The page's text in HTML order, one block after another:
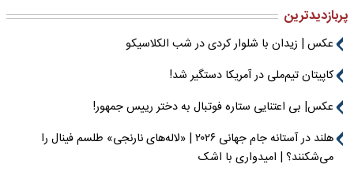
پربازدیدترین
عکس | زیدان با شلوار کردی در شب الکلاسیکو
کاپیتان تیم‌ملی در آمریکا دستگیر شد!
عکس| بی اعتنایی ستاره فوتبال به دختر رییس جمهور!
هلند در آستانه جام جهانی ۲۰۲۶ | «لاله‌های نارنجی» طلسم فینال را
می‌شکنند؟ | امیدواری با اشک